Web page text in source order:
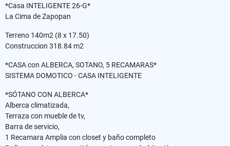
*Casa INTELIGENTE 26-G*
La Cima de Zapopan
Terreno 140m2 (8 x 17.50)
Construccion 318.84 m2
*CASA con ALBERCA, SOTANO, 5 RECAMARAS*
SISTEMA DOMOTICO - CASA INTELIGENTE
*SÓTANO CON ALBERCA*
Alberca climatizada,
Terraza con mueble de tv,
Barra de servicio,
1 Recamara Amplia con closet y baño completo